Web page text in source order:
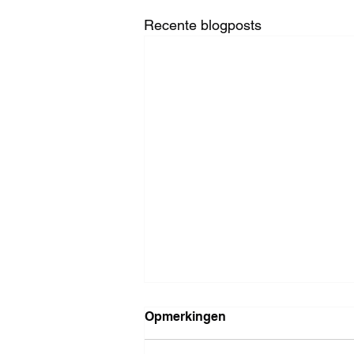
Recente blogposts
15/02/2025: Halve Finale en
Finale in zicht voor Racing
en Léo in de laatste rechte
Opmerkingen